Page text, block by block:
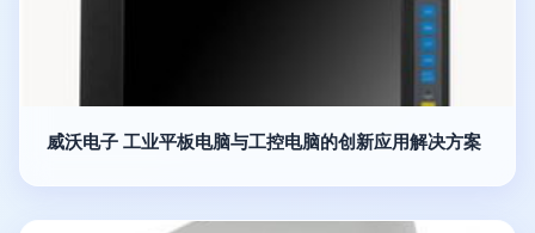
威沃电子 工业平板电脑与工控电脑的创新应用解决方案